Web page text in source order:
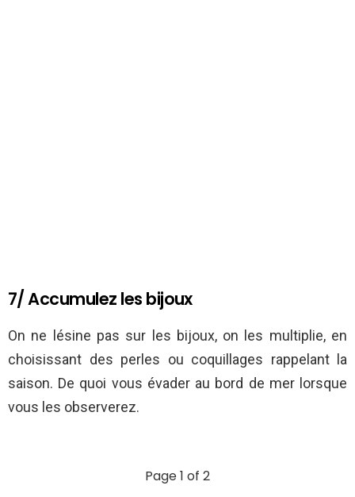
7/ Accumulez les bijoux
On ne lésine pas sur les bijoux, on les multiplie, en
choisissant des perles ou coquillages rappelant la
saison. De quoi vous évader au bord de mer lorsque
vous les observerez.
Page 1 of 2